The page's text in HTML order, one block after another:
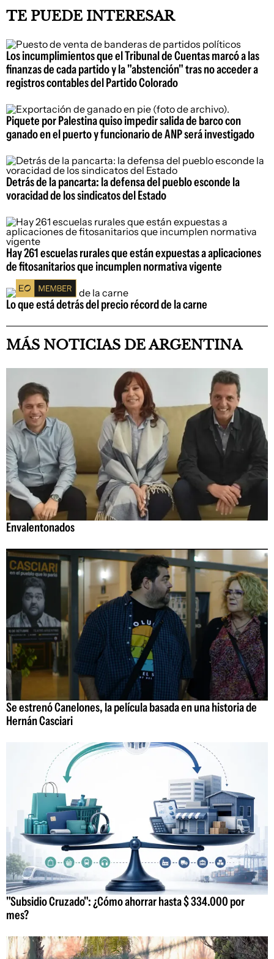
TE PUEDE INTERESAR
Los incumplimientos que el Tribunal de Cuentas marcó a las
finanzas de cada partido y la "abstención" tras no acceder a
registros contables del Partido Colorado
Piquete por Palestina quiso impedir salida de barco con
ganado en el puerto y funcionario de ANP será investigado
Detrás de la pancarta: la defensa del pueblo esconde la
voracidad de los sindicatos del Estado
Hay 261 escuelas rurales que están expuestas a aplicaciones
de fitosanitarios que incumplen normativa vigente
Lo que está detrás del precio récord de la carne
MÁS NOTICIAS DE ARGENTINA
Envalentonados
Se estrenó Canelones, la película basada en una historia de
Hernán Casciari
"Subsidio Cruzado": ¿Cómo ahorrar hasta $ 334.000 por
mes?